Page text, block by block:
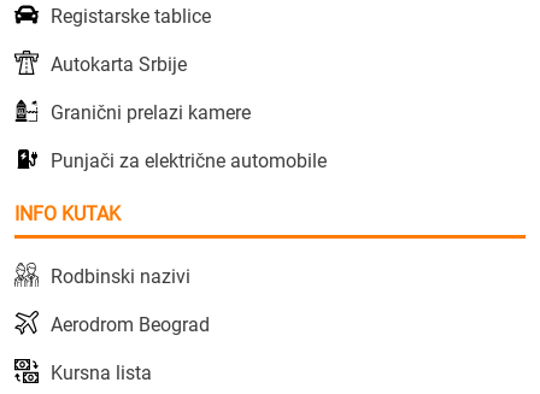
Registarske tablice
Autokarta Srbije
Granični prelazi kamere
Punjači za električne automobile
INFO KUTAK
Rodbinski nazivi
Aerodrom Beograd
Kursna lista